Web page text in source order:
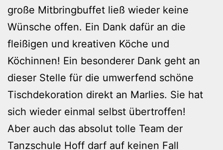
große Mitbringbuffet ließ wieder keine
Wünsche offen. Ein Dank dafür an die
fleißigen und kreativen Köche und
Köchinnen! Ein besonderer Dank geht an
dieser Stelle für die umwerfend schöne
Tischdekoration direkt an Marlies. Sie hat
sich wieder einmal selbst übertroffen!
Aber auch das absolut tolle Team der
Tanzschule Hoff darf auf keinen Fall